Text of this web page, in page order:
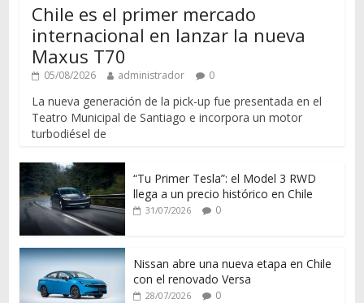
Chile es el primer mercado
internacional en lanzar la nueva
Maxus T70
05/08/2026 administrador 0
La nueva generación de la pick-up fue presentada en el
Teatro Municipal de Santiago e incorpora un motor
turbodiésel de
“Tu Primer Tesla”: el Model 3 RWD
llega a un precio histórico en Chile
31/07/2026 0
Nissan abre una nueva etapa en Chile
con el renovado Versa
28/07/2026 0